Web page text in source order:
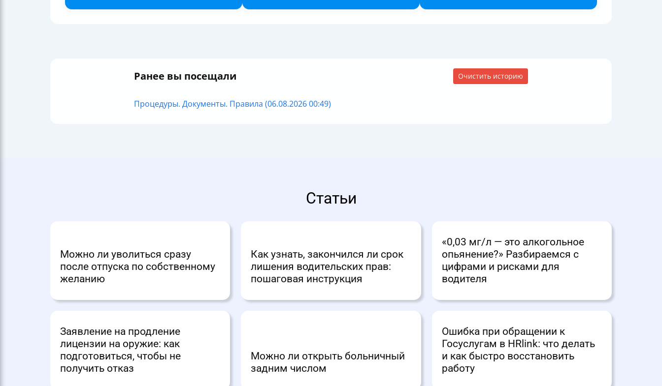
Ранее вы посещали Очистить историю
Процедуры. Документы. Правила (06.08.2026 00:49)
Статьи
Можно ли уволиться сразу
после отпуска по собственному
желанию
Как узнать, закончился ли срок
лишения водительских прав:
пошаговая инструкция
«0,03 мг/л — это алкогольное
опьянение?» Разбираемся с
цифрами и рисками для
водителя
Заявление на продление
лицензии на оружие: как
подготовиться, чтобы не
получить отказ
Можно ли открыть больничный
задним числом
Ошибка при обращении к
Госуслугам в HRlink: что делать
и как быстро восстановить
работу